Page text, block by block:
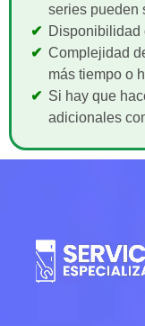
series pueden
Disponibilidad
Complejidad
más tiempo o
Si hay que
adicionales